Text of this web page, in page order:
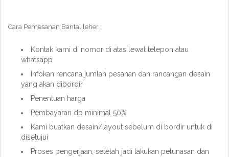
Cara Pemesanan Bantal leher ;
Kontak kami di nomor di atas lewat telepon atau
whatsapp
Infokan rencana jumlah pesanan dan rancangan desain
yang akan dibordir
Penentuan harga
Pembayaran dp minimal 50%
Kami buatkan desain/layout sebelum di bordir untuk di
disetujui
Proses pengerjaan, setelah jadi lakukan pelunasan dan